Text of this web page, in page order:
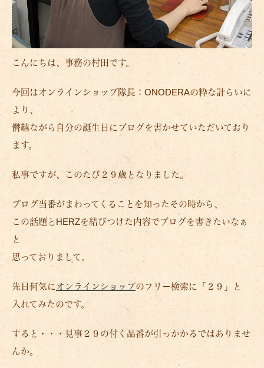
こんにちは、事務の村田です。
今回はオンラインショップ隊長：ONODERAの粋な計らいに
より、
僭越ながら自分の誕生日にブログを書かせていただいており
ます。
私事ですが、このたび２９歳となりました。
ブログ当番がまわってくることを知ったその時から、
この話題とHERZを結びつけた内容でブログを書きたいなぁ
と
思っておりまして。
先日何気に オンラインショップのフリー検索に「２９」と
入れてみたのです。
すると・・・見事２９の付く品番が引っかかるではありませ
んか。